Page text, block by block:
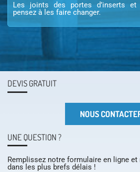
Les joints des portes d’inserts et
pensez à les faire changer.
DEVIS GRATUIT
NOUS
UNE QUESTION ?
Remplissez notre formulaire en ligne
dans les plus brefs délais !